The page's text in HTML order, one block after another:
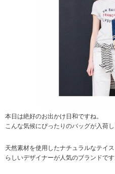
本日は絶好のお出かけ日和ですね。
こんな気候にぴったりのバッグが入荷し
天然素材を使用したナチュラルなテイ
らしいデザイナーが人気のブランドです